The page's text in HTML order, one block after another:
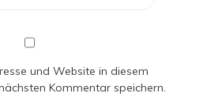
und Website in diesem
Kommentar speichern.